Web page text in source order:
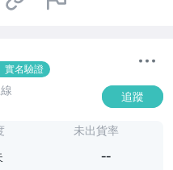
實名驗證
追蹤
未出貨率
--